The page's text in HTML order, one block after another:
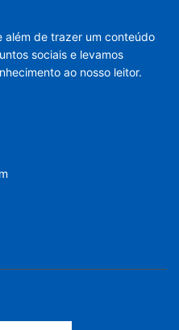
além de trazer um conteúdo
sociais e levamos
ao nosso leitor.